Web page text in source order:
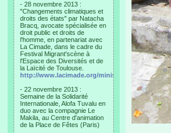
- 28 novembre 2013 :
"Changements climatiques et
droits des états" par Natacha
Bracq, avocate spécialisée en
droit public et droits de
l'homme, en partenariat avec
La Cimade, dans le cadre du
Festival Migrant'scène à
l'Espace des Diversités et de
la Laïcité de Toulouse.
http://www.lacimade.org/minisites/migrantscene
- 22 novembre 2013 :
Semaine de la Solidarité
Internationale, Alofa Tuvalu en
duo avec la compagnie Le
Makila, au Centre d'animation
de la Place de Fêtes (Paris)